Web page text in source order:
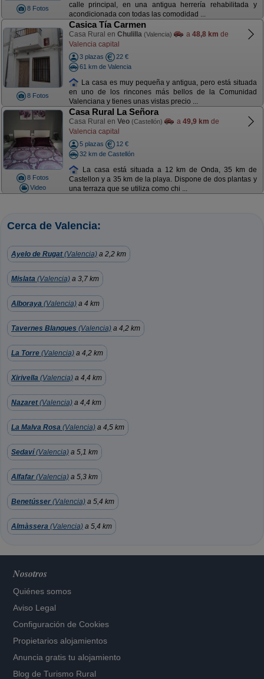
8 Fotos
calle principal, en una antigua herrería rehabilitada y
acondicionada con todas las comodidad ...
8 Fotos
Casica Tía Carmen
Casa Rural en Chulilla (Valencia) a 48,8 km de
Valencia capital
3 plazas
22 €
61 km de Valencia
La casa es muy pequeña y antigua, pero está situada
en uno de los rincones más bellos de la Comunidad
Valenciana y tienes unas vistas precio ...
8 Fotos
Video
Casa Rural La Señora
Casa Rural en Veo (Castellón) a 49,9 km de
Valencia capital
5 plazas
12 €
32 km de Castellón
La casa está situada a 12 km de Onda, 35 km de
Castellon y a 35 km de la playa. Dispone de dos plantas y
una terraza que se utiliza como chi ...
Cerca de Valencia:
Ayelo de Rugat(Valencia) a 2,2 km
Mislata (Valencia) a 3,7 km
Alboraya (Valencia) a 4 km
Tavernes Blanques (Valencia) a 4,2 km
La Torre (Valencia) a 4,2 km
Xirivella (Valencia) a 4,4 km
Nazaret(Valencia) a 4,4 km
La Malva Rosa (Valencia) a 4,5 km
Sedaví (Valencia) a 5,1 km
Alfafar (Valencia) a 5,3 km
Benetússer (Valencia) a 5,4 km
Almàssera (Valencia) a 5,4 km
Nosotros
Quiénes somos
Aviso Legal
Configuración de Cookies
Propietarios alojamientos
Anuncia gratis tu alojamiento
Blog de Turismo Rural